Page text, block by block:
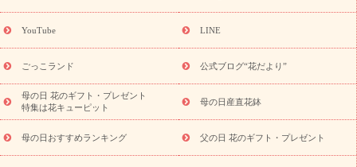
(トルコキキョウ)
9月の誕生花(リンドウ)
ら探す
お祝いの花特集 当日配達特急便 お祝い商品一覧
念日
結婚祝い 出産祝い 退院祝い・快気祝い
寿祝い
プチギフト ペットのお祝いフラワー
供え・お悔やみ商品一覧
お供え・お悔やみの花
四十九日法要以
YouTube LINE
ごっこランド 公式ブログ“花だより”
母の日 花のギフト・プレゼント
特集は花キューピット
母の日産直花鉢
母の日おすすめランキング 父の日 花のギフト・プレゼント